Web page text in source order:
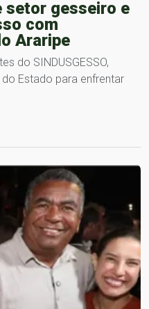
setor gesseiro e
com
Araripe
do SINDUSGESSO,
Estado para enfrentar